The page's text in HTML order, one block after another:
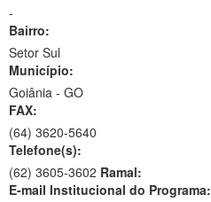
-
Bairro:
Setor Sul
Município:
Goiânia - GO
FAX:
(64) 3620-5640
Telefone(s):
(62) 3605-3602 Ramal:
E-mail Institucional do Programa: